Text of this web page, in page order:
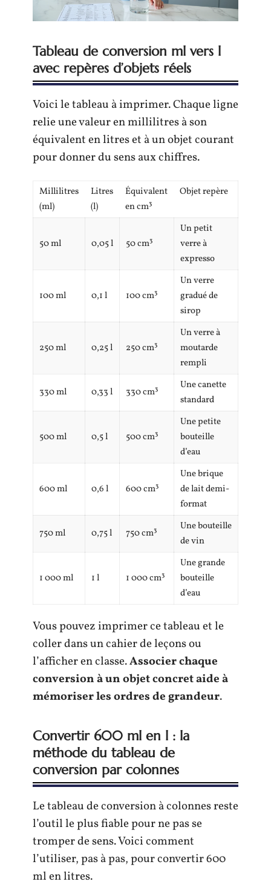
Tableau de conversion ml vers l
avec repères d’objets réels
Voici le tableau à imprimer. Chaque ligne
relie une valeur en millilitres à son
équivalent en litres et à un objet courant
pour donner du sens aux chiffres.
Millilitres
(ml)
Litres
(l)
Équivalent
en cm³
Objet repère
50 ml 0,05 l 50 cm³
Un petit
verre à
expresso
100 ml 0,1 l 100 cm³
Un verre
gradué de
sirop
250 ml 0,25 l 250 cm³
Un verre à
moutarde
rempli
330 ml 0,33 l 330 cm³
Une canette
standard
500 ml 0,5 l 500 cm³
Une petite
bouteille
d’eau
600 ml 0,6 l 600 cm³
Une brique
de lait demi-
format
750 ml 0,75 l 750 cm³
Une bouteille
de vin
1 000 ml 1 l 1 000 cm³
Une grande
bouteille
d’eau
Vous pouvez imprimer ce tableau et le
coller dans un cahier de leçons ou
l’afficher en classe.Associer chaque
conversion à un objet concret aide à
mémoriser les ordres de grandeur.
Convertir 600 ml en l : la
méthode du tableau de
conversion par colonnes
Le tableau de conversion à colonnes reste
l’outil le plus fiable pour ne pas se
tromper de sens. Voici comment
l’utiliser, pas à pas, pour convertir 600
ml en litres.